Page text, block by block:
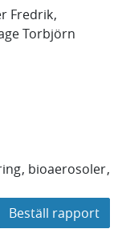
Fredrik
Torbjörn
bioaerosoler
Beställ rapport